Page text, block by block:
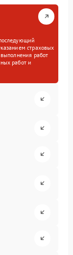
страховых
работ
работ и